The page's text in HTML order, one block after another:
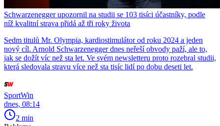
Schwarzenegger upozornil na studii se 103 tisíci účastníky, podle
níž kvalitní strava přidá až tři roky života
Sedm titulů Mr. Olympia, kardiostimulátor od roku 2024 a jeden
nový cíl. Arnold Schwarzenegger dnes neřeší obvody paží, ale to,
jak se dožít víc než sta let. Ve svém newsletteru proto rozebral studii,
která sledovala stravu více než sta tisíc lidí po dobu deseti let.
SportWin
dnes, 08:14
2 min